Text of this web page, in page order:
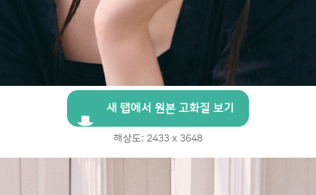
새 탭에서 원본 고화질 보기
해상도: 2433 x 3648